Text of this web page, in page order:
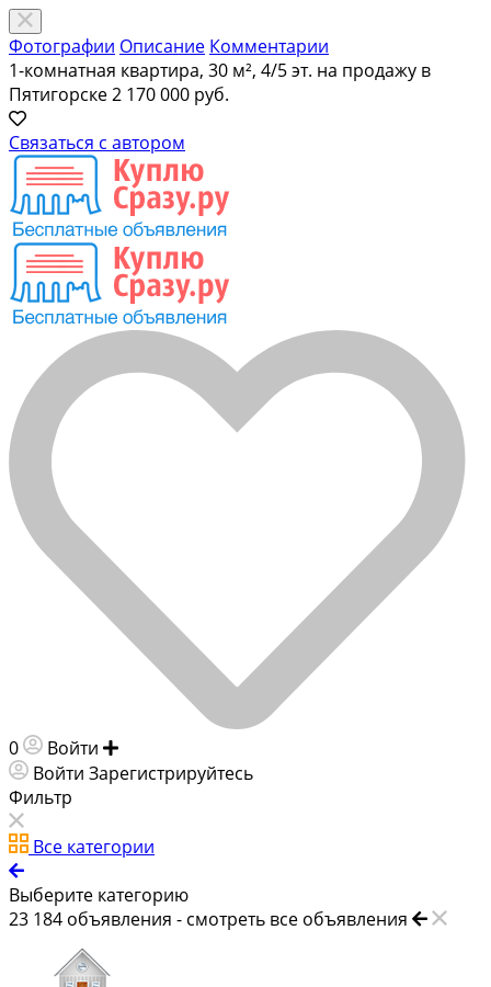
Фотографии Описание Комментарии
1-комнатная квартира, 30 м², 4/5 эт. на продажу в
Пятигорске2 170 000 руб.
Связаться с автором
0 Войти
Войти Зарегистрируйтесь
Фильтр
Все категории
Выберите категорию
23 184 объявления - смотреть все объявления